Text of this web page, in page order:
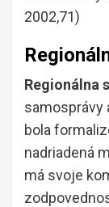
2002,71)
Regionálna
samosprávy
bola
nadriadená
má svoje